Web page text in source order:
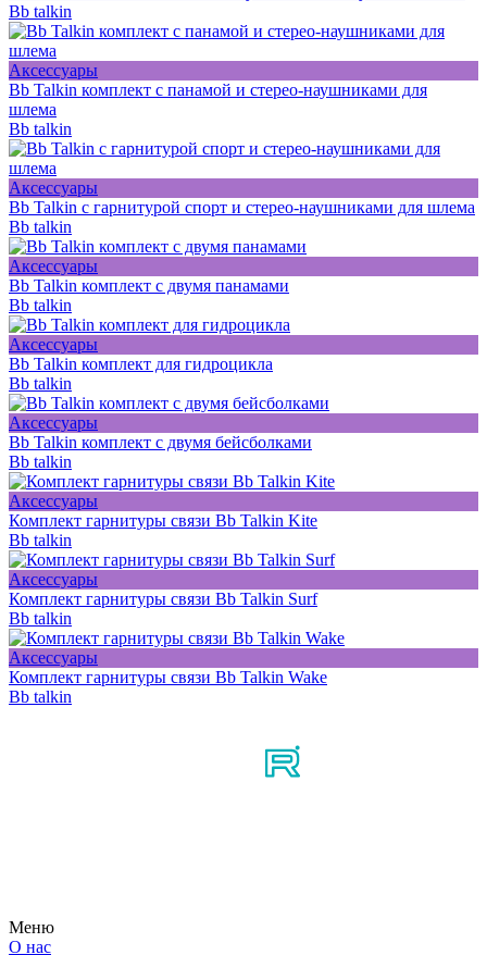
Bb talkin
Аксессуары
Bb Talkin комплект с панамой и стерео-наушниками для
шлема
Bb talkin
Аксессуары
Bb Talkin с гарнитурой спорт и стерео-наушниками для шлема
Bb talkin
Аксессуары
Bb Talkin комплект с двумя панамами
Bb talkin
Аксессуары
Bb Talkin комплект для гидроцикла
Bb talkin
Аксессуары
Bb Talkin комплект с двумя бейсболками
Bb talkin
Аксессуары
Комплект гарнитуры связи Bb Talkin Kite
Bb talkin
Аксессуары
Комплект гарнитуры связи Bb Talkin Surf
Bb talkin
Аксессуары
Комплект гарнитуры связи Bb Talkin Wake
Bb talkin
Меню
О нас